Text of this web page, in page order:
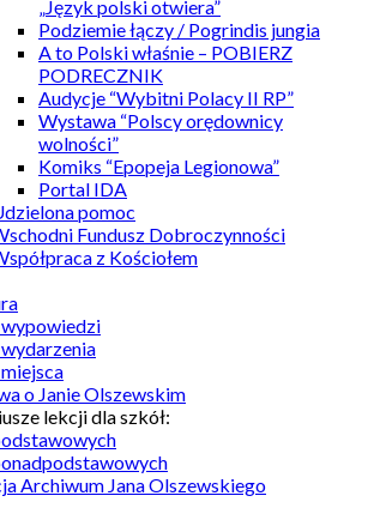
„Język polski otwiera”
Podziemie łączy / Pogrindis jungia
A to Polski właśnie – POBIERZ
PODRECZNIK
Audycje “Wybitni Polacy II RP”
Wystawa “Polscy orędownicy
wolności”
Komiks “Epopeja Legionowa”
Portal IDA
pomoc
Fundusz Dobroczynności
z Kościołem
wypowiedzi
o Janie Olszewskim
lekcji dla szkół:
Archiwum Jana Olszewskiego